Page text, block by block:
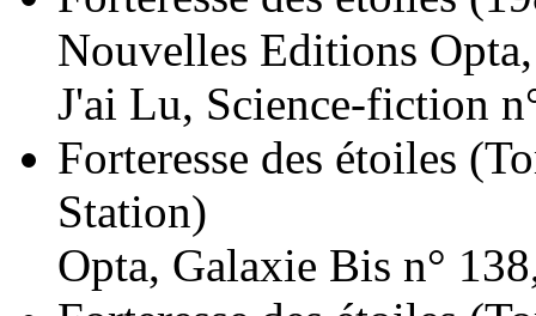
Nouvelles Editions
J'ai Lu, Science-fiction
Forteresse des étoiles
Station)
Opta, Galaxie Bis n°